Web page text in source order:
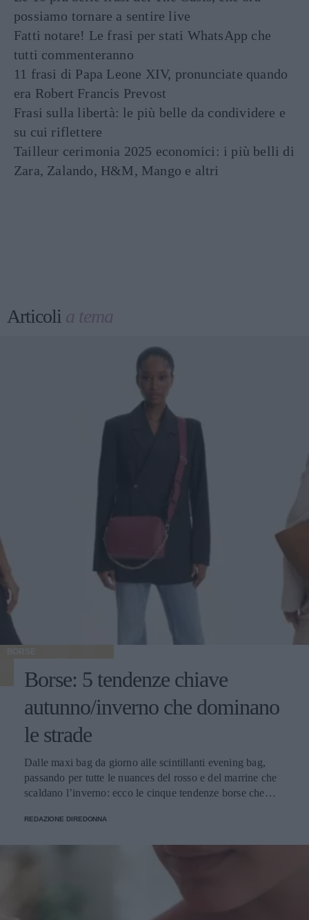
possiamo tornare a sentire live
Fatti notare! Le frasi per stati WhatsApp che
tutti commenteranno
11 frasi di Papa Leone XIV, pronunciate quando
era Robert Francis Prevost
Frasi sulla libertà: le più belle da condividere e
su cui riflettere
Tailleur cerimonia 2025 economici: i più belli di
Zara, Zalando, H&M, Mango e altri
Articoli a tema
BORSE
Borse: 5 tendenze chiave
autunno/inverno che dominano
le strade
Dalle maxi bag da giorno alle scintillanti evening bag,
passando per tutte le nuances del rosso e del marrine che
scaldano l’inverno: ecco le cinque tendenze borse che
REDAZIONE DIREDONNA